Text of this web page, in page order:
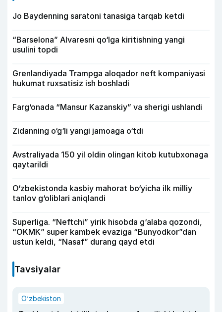
Jo Baydenning saratoni tanasiga tarqab ketdi
“Barselona” Alvaresni qo‘lga kiritishning yangi
usulini topdi
Grenlandiyada Trampga aloqador neft kompaniyasi
hukumat ruxsatisiz ish boshladi
Farg‘onada “Mansur Kazanskiy” va sherigi ushlandi
Zidanning o‘g‘li yangi jamoaga o‘tdi
Avstraliyada 150 yil oldin olingan kitob kutubxonaga
qaytarildi
O‘zbekistonda kasbiy mahorat bo‘yicha ilk milliy
tanlov g‘oliblari aniqlandi
Superliga. “Neftchi” yirik hisobda g‘alaba qozondi,
“OKMK” super kambek evaziga “Bunyodkor”dan
ustun keldi, “Nasaf” durang qayd etdi
Tavsiyalar
O‘zbekiston